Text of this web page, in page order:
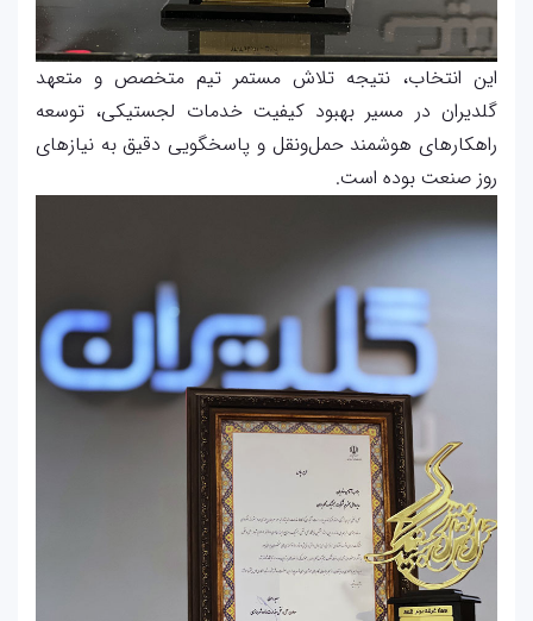
این انتخاب، نتیجه تلاش مستمر تیم متخصص و متعهد
گلدیران در مسیر بهبود کیفیت خدمات لجستیکی، توسعه
راهکارهای هوشمند حمل‌ونقل و پاسخگویی دقیق به نیازهای
روز صنعت بوده است.